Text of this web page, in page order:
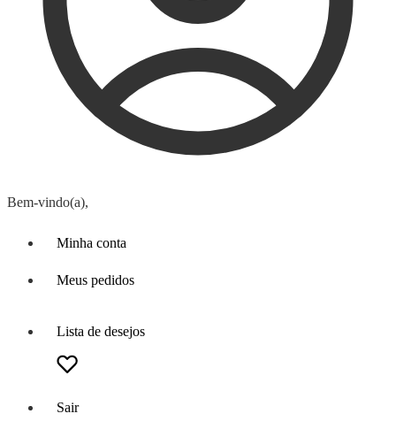
Bem-vindo(a),
Minha conta
Meus pedidos
Lista de desejos
Sair